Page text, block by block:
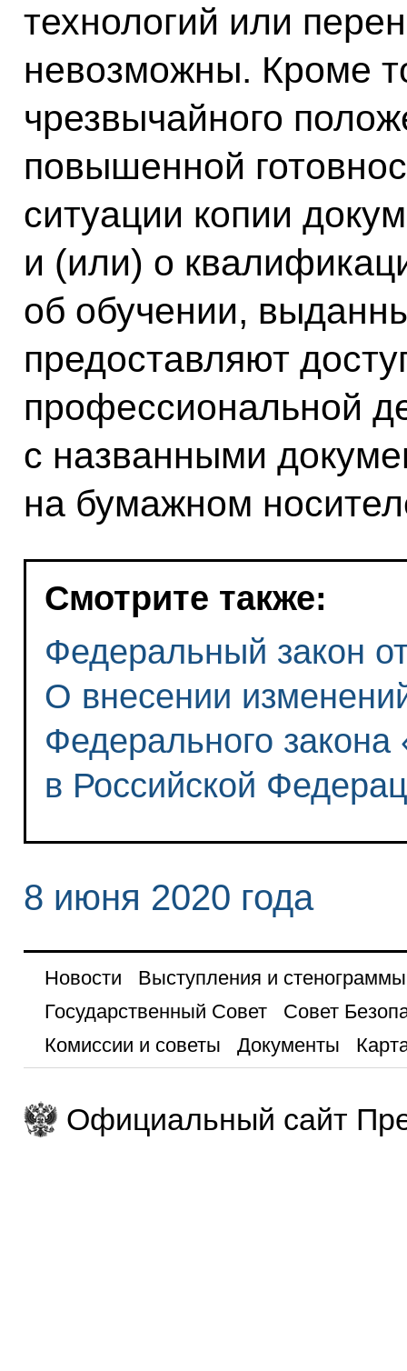
технологий или
невозможны. Кроме
чрезвычайного
повышенной
ситуации копии
и (или) о
об обучении,
предоставляют
профессиональной
с названными
на бумажном
Смотрите также:
Федеральный закон
О внесении
Федерального
в Российской
8 июня 2020 года
Новости
Выступления и стенограммы
Государственный Совет
Совет
Комиссии и советы
Документы
Официальный сайт